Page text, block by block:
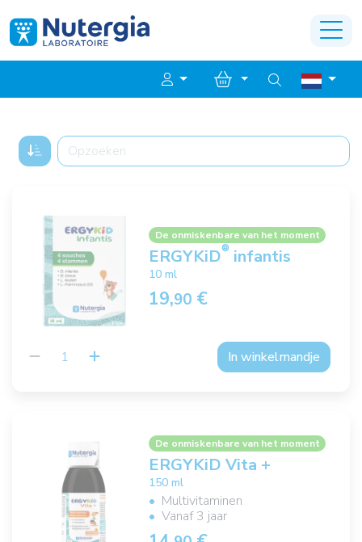
De onmiskenbare van het moment
ERGYKiD® infantis
10 ml
19,90 €
In winkelmandje
De onmiskenbare van het moment
ERGYKiD Vita +
150 ml
Multivitaminen
Vanaf 3 jaar